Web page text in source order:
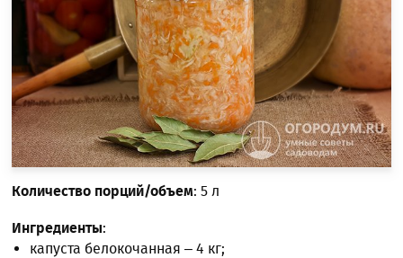
Количество порций/объем: 5 л
Ингредиенты:
капуста белокочанная – 4 кг;